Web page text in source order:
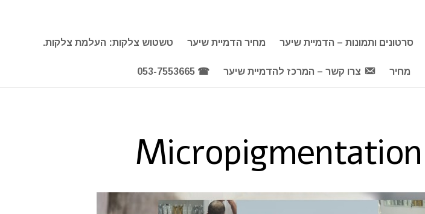
סרטונים ותמונות – הדמיית שיער מחיר הדמיית שיער טשטוש צלקות: העלמת צלקות.
מחיר צרו קשר – המרכז להדמיית שיער ☎ 053-7553665